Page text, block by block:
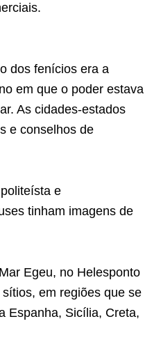
dos fenícios era a
em que o poder estava
As cidades-estados
e conselhos de
e
tinham imagens de
Egeu, no Helesponto
em regiões que se
Espanha, Sicília, Creta,